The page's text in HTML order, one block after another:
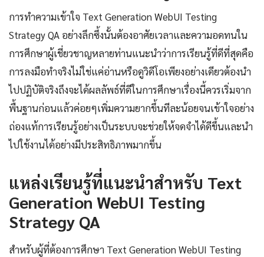
การทำความเข้าใจ Text Generation WebUI Testing
Strategy QA อย่างลึกซึ้งนั้นต้องอาศัยเวลาและความอดทนใน
การศึกษาผู้เชี่ยวชาญหลายท่านแนะนำว่าการเรียนรู้ที่ดีที่สุดคือ
การลงมือทำจริงไม่ใช่แค่อ่านหรือดูวิดีโอเพียงอย่างเดียวต้องนำ
ไปปฏิบัติจริงถึงจะได้ผลลัพธ์ที่ดีในการศึกษาเรื่องนี้ควรเริ่มจาก
พื้นฐานก่อนแล้วค่อยๆเพิ่มความยากขึ้นทีละน้อยจนเข้าใจอย่าง
ถ่องแท้การเรียนรู้อย่างเป็นระบบจะช่วยให้จดจำได้ดีขึ้นและนำ
ไปใช้งานได้อย่างมีประสิทธิภาพมากขึ้น
แหล่งเรียนรู้ที่แนะนำสำหรับ Text
Generation WebUI Testing
Strategy QA
สำหรับผู้ที่ต้องการศึกษา Text Generation WebUI Testing